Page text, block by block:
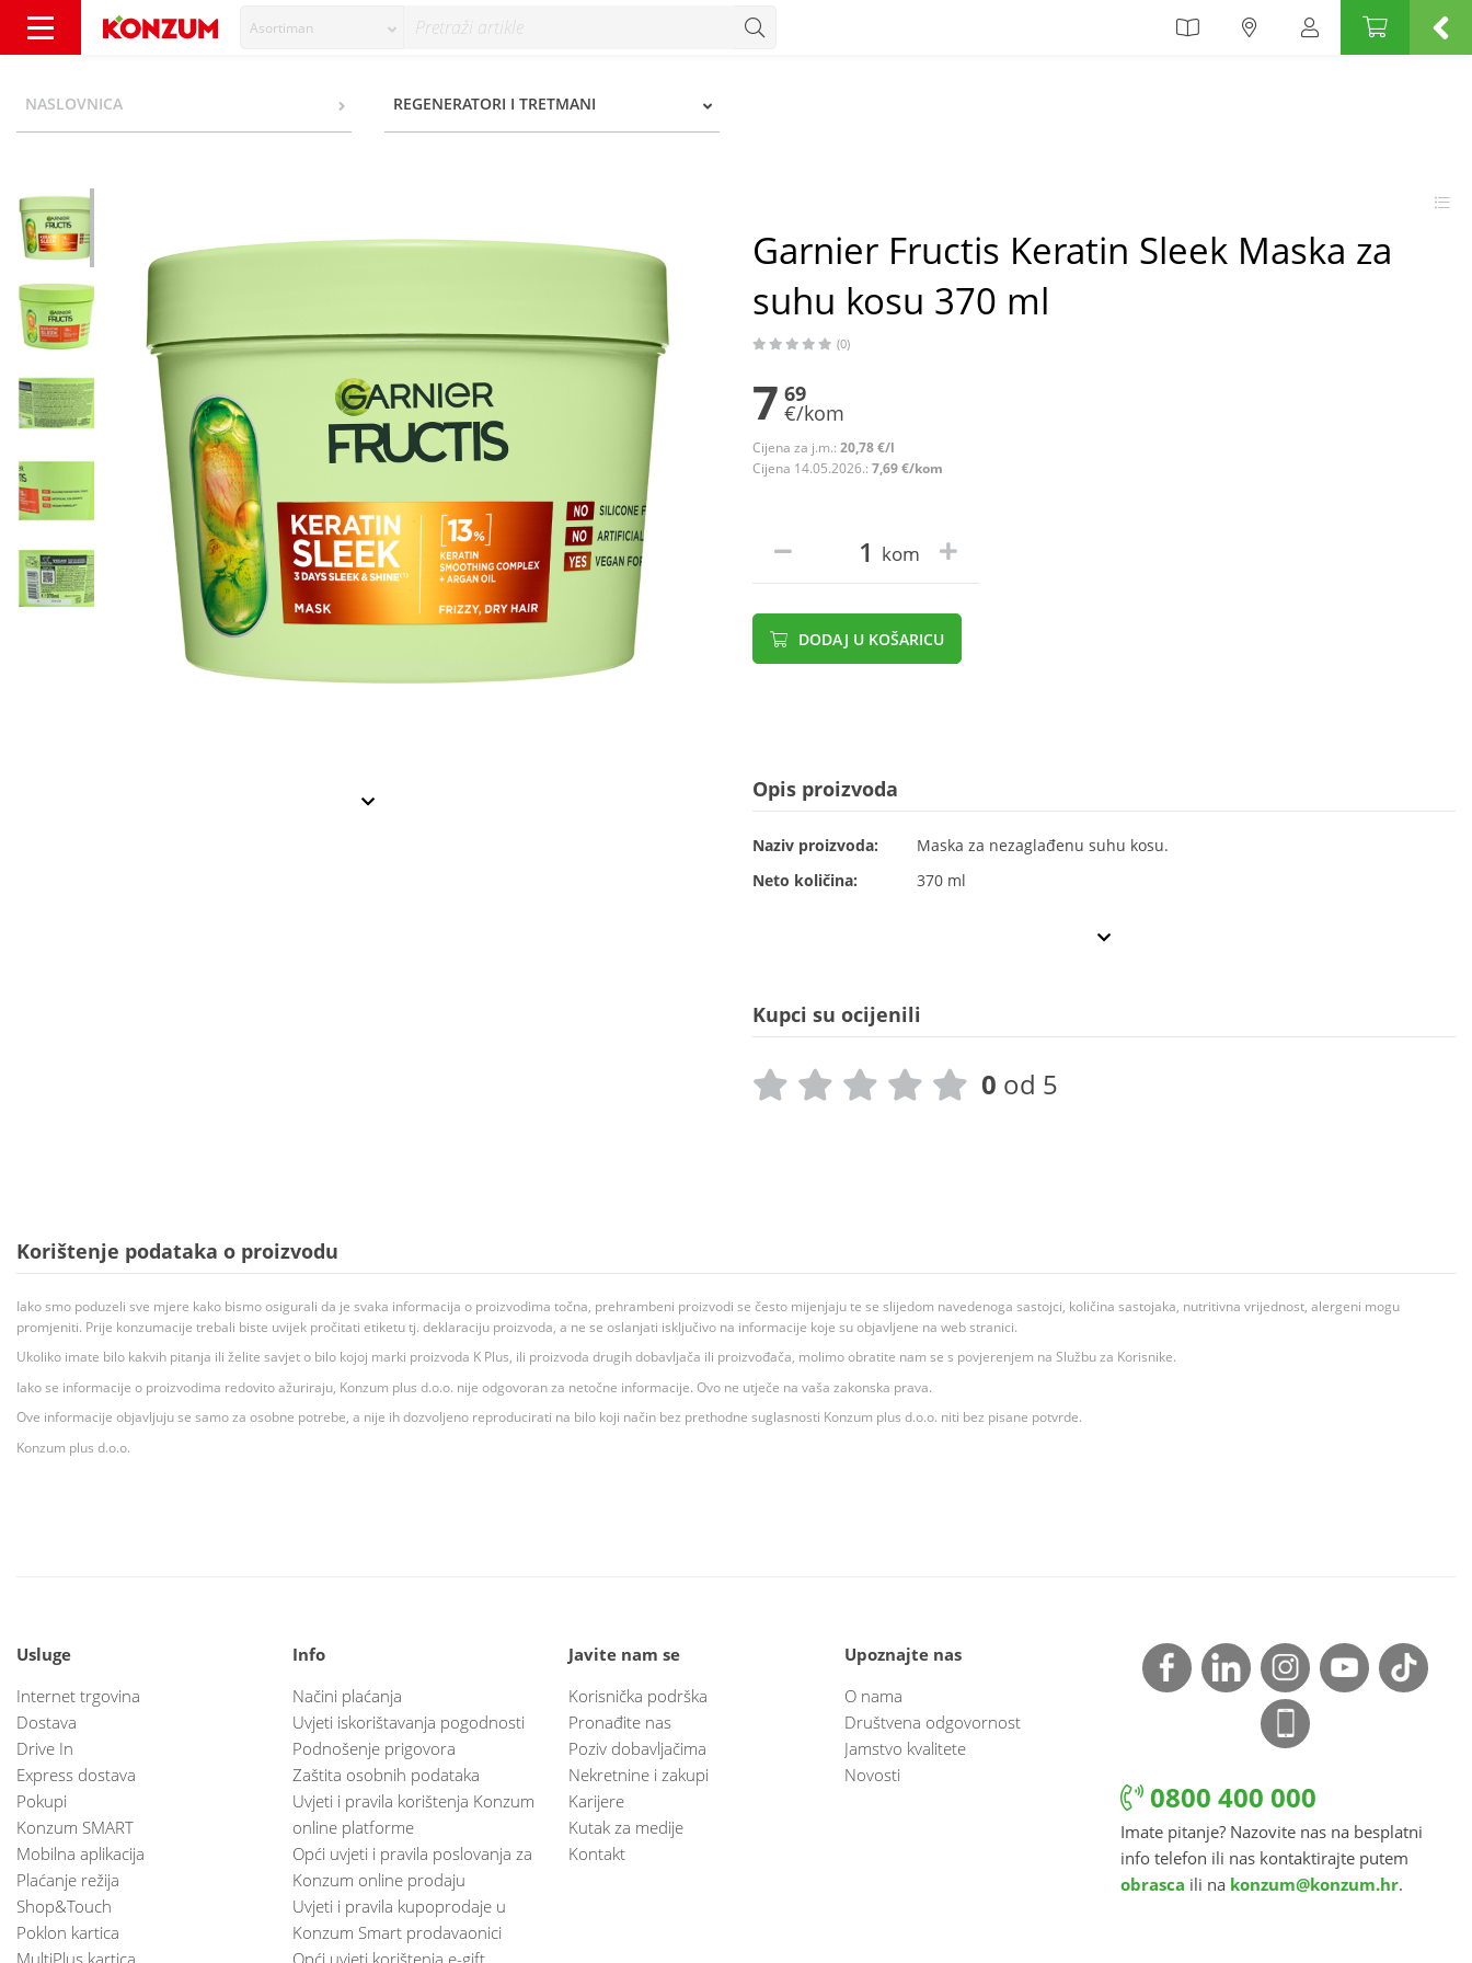
Asortiman
NASLOVNICA REGENERATORI I TRETMANI
Garnier Fructis Keratin Sleek Maska za
suhu kosu 370 ml
(0)
7 69
€/kom
Cijena za j.m.: 20,78 €/l
Cijena 14.05.2026.: 7,69 €/kom
kom
DODAJ U KOŠARICU
Opis proizvoda
Naziv proizvoda:
Maska za nezaglađenu suhu kosu.
Neto količina:
370 ml
Kupci su ocijenili
0 od 5
Korištenje podataka o proizvodu
Iako smo poduzeli sve mjere kako bismo osigurali da je svaka informacija o proizvodima točna, prehrambeni proizvodi se često mijenjaju te se slijedom navedenoga sastojci, količina sastojaka, nutritivna vrijednost, alergeni mogu
promjeniti. Prije konzumacije trebali biste uvijek pročitati etiketu tj. deklaraciju proizvoda, a ne se oslanjati isključivo na informacije koje su objavljene na web stranici.
Ukoliko imate bilo kakvih pitanja ili želite savjet o bilo kojoj marki proizvoda K Plus, ili proizvoda drugih dobavljača ili proizvođača, molimo obratite nam se s povjerenjem na Službu za Korisnike.
Iako se informacije o proizvodima redovito ažuriraju, Konzum plus d.o.o. nije odgovoran za netočne informacije. Ovo ne utječe na vaša zakonska prava.
Ove informacije objavljuju se samo za osobne potrebe, a nije ih dozvoljeno reproducirati na bilo koji način bez prethodne suglasnosti Konzum plus d.o.o. niti bez pisane potvrde.
Konzum plus d.o.o.
Usluge
Internet trgovina
Dostava
Drive In
Express dostava
Pokupi
Konzum SMART
Mobilna aplikacija
Plaćanje režija
Shop&Touch
Poklon kartica
MultiPlus kartica
Info
Načini plaćanja
Uvjeti iskorištavanja pogodnosti
Podnošenje prigovora
Zaštita osobnih podataka
Uvjeti i pravila korištenja Konzum
online platforme
Opći uvjeti i pravila poslovanja za
Konzum online prodaju
Uvjeti i pravila kupoprodaje u
Konzum Smart prodavaonici
Opći uvjeti korištenja e-gift
Javite nam se
Korisnička podrška
Pronađite nas
Poziv dobavljačima
Nekretnine i zakupi
Karijere
Kutak za medije
Kontakt
Upoznajte nas
O nama
Društvena odgovornost
Jamstvo kvalitete
Novosti
0800 400 000
Imate pitanje? Nazovite nas na besplatni
info telefon ili nas kontaktirajte putem
obrasca ili na konzum@konzum.hr.